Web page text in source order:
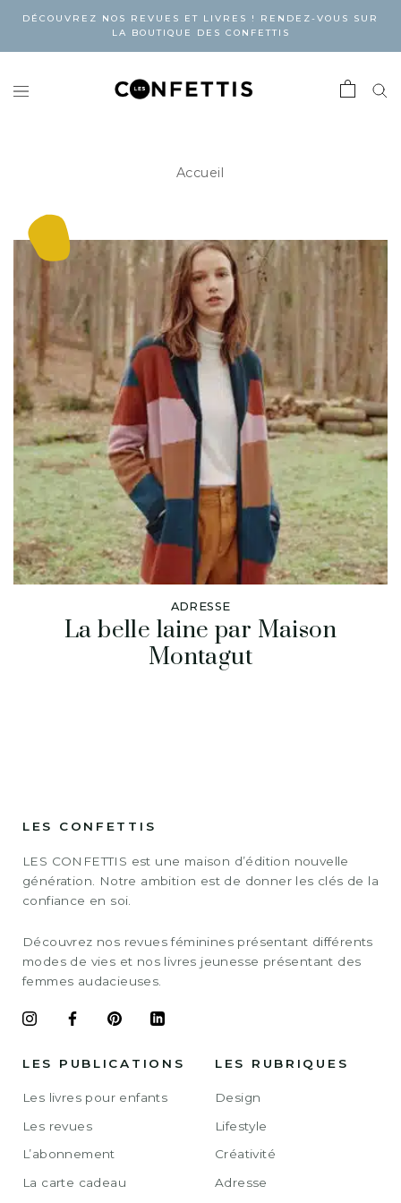
DÉCOUVREZ NOS REVUES ET LIVRES ! RENDEZ-VOUS SUR
LA BOUTIQUE DES CONFETTIS
Accueil
ADRESSE
La belle laine par Maison
Montagut
LES CONFETTIS
LES CONFETTIS est une maison d’édition nouvelle
génération. Notre ambition est de donner les clés de la
confiance en soi.
Découvrez nos revues féminines présentant différents
modes de vies et nos livres jeunesse présentant des
femmes audacieuses.
LES PUBLICATIONS
Les livres pour enfants
Les revues
L’abonnement
La carte cadeau
LES RUBRIQUES
Design
Lifestyle
Créativité
Adresse